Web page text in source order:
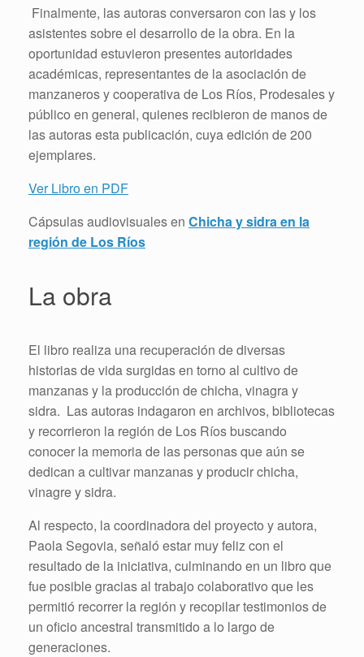
Finalmente, las autoras conversaron con las y los
asistentes sobre el desarrollo de la obra. En la
oportunidad estuvieron presentes autoridades
académicas, representantes de la asociación de
manzaneros y cooperativa de Los Ríos, Prodesales y
público en general, quienes recibieron de manos de
las autoras esta publicación, cuya edición de 200
ejemplares.
Ver Libro en PDF
Cápsulas audiovisuales en Chicha y sidra en la
región de Los Ríos
La obra
El libro realiza una recuperación de diversas
historias de vida surgidas en torno al cultivo de
manzanas y la producción de chicha, vinagra y
sidra. Las autoras indagaron en archivos, bibliotecas
y recorrieron la región de Los Ríos buscando
conocer la memoria de las personas que aún se
dedican a cultivar manzanas y producir chicha,
vinagre y sidra.
Al respecto, la coordinadora del proyecto y autora,
Paola Segovia, señaló estar muy feliz con el
resultado de la iniciativa, culminando en un libro que
fue posible gracias al trabajo colaborativo que les
permitió recorrer la región y recopilar testimonios de
un oficio ancestral transmitido a lo largo de
generaciones.